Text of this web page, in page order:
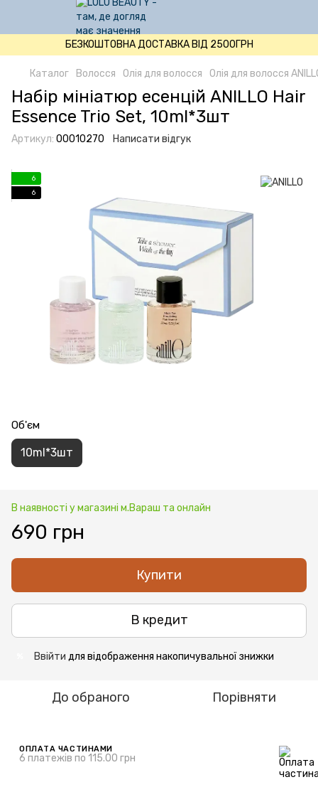
БЕЗКОШТОВНА ДОСТАВКА ВІД 2500ГРН
Каталог Волосся Олія для волосся Олія для волосся
Набір мініатюр есенцій ANILLO Hair
Essence Trio Set, 10ml*3шт
Артикул: 00010270 Написати відгук
6
6
Об'єм
10ml*3шт
В наявності у магазині м.Вараш та онлайн
690 грн
Купити
В кредит
Ввійти для відображення накопичувальної знижки
До обраного Порівняти
ОПЛАТА ЧАСТИНАМИ
6 платежів по 115.00 грн